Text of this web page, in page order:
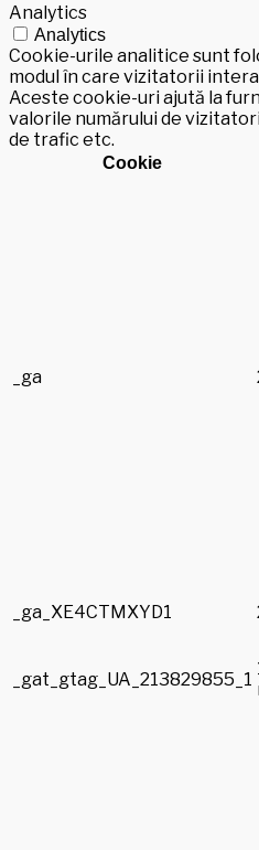
Analytics
Analytics
Cookie-urile analitice sunt
modul în care vizitatorii
Aceste cookie-uri ajută la
valorile numărului de
de trafic etc.
Cookie
_ga
_ga_XE4CTMXYD1
_gat_gtag_UA_213829855_1